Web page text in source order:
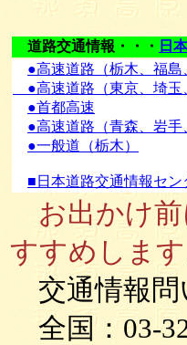
道路交通情報・・・ 日
●高速道路（栃木、福島
●高速道路（東京、埼玉
●首都高速
●高速道路（青森、岩手
●一般道（栃木）
■日本道路交通情報セン
お出かけ前
すすめします
交通情報問
全国：03-